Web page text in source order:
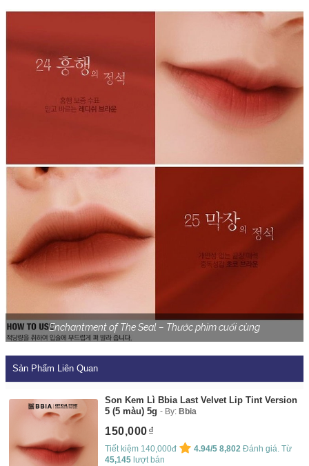
Enchantment of The Seal – Thước phim cuối cùng
Sản Phẩm Liên Quan
Son Kem Lì Bbia Last Velvet Lip Tint Version
5 (5 màu) 5g
By: Bbia
150,000
Tiết kiệm 140,000đ 4.94/5 8,802 Đánh giá. Từ
45,145 lượt bán